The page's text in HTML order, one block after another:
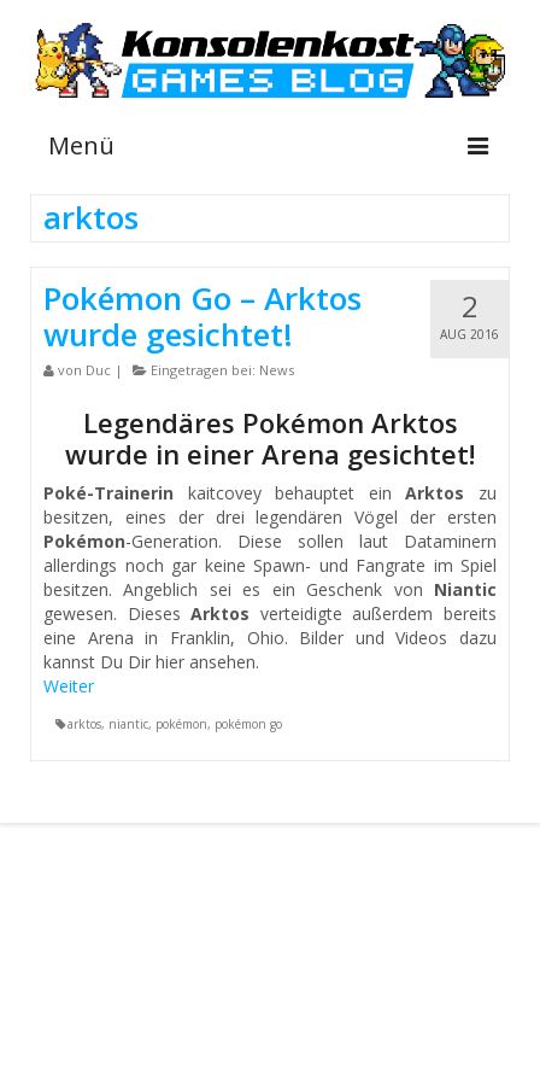
Menü
INFOS
GUIDES
Suche
arktos
2
AUG 2016
Pokémon Go – Arktos
wurde gesichtet!
von Duc | Eingetragen bei: News
Legendäres Pokémon Arktos
wurde in einer Arena gesichtet!
Poké-Trainerin kaitcovey behauptet einArktos zu
besitzen, eines der drei legendären Vögel der ersten
Pokémon-Generation. Diese sollen laut Dataminern
allerdings noch gar keine Spawn- und Fangrate im Spiel
besitzen. Angeblich sei es ein Geschenk von Niantic
gewesen. DiesesArktos verteidigte außerdem bereits
eine Arena in Franklin, Ohio. Bilder und Videos dazu
kannst Du Dir hier ansehen.
Weiter
arktos, niantic, pokémon, pokémon go